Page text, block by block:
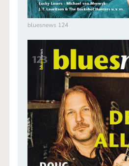
bluesnews 124